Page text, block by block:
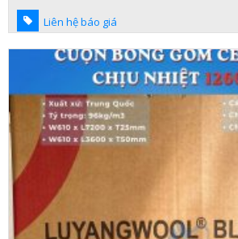
Liên hệ báo giá